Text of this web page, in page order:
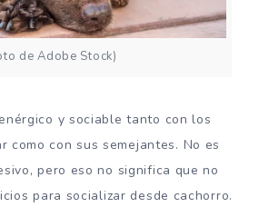
de Adobe Stock)
y sociable tanto con los
como con sus semejantes. No es
pero eso no significa que no
para socializar desde cachorro.